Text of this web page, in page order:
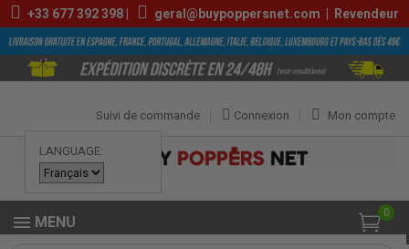
+33 677 392 398| geral@buypoppersnet.com | Revendeur
LANGUAGE:
Mon compte
Connexion
Suivi de commande
0
MENU